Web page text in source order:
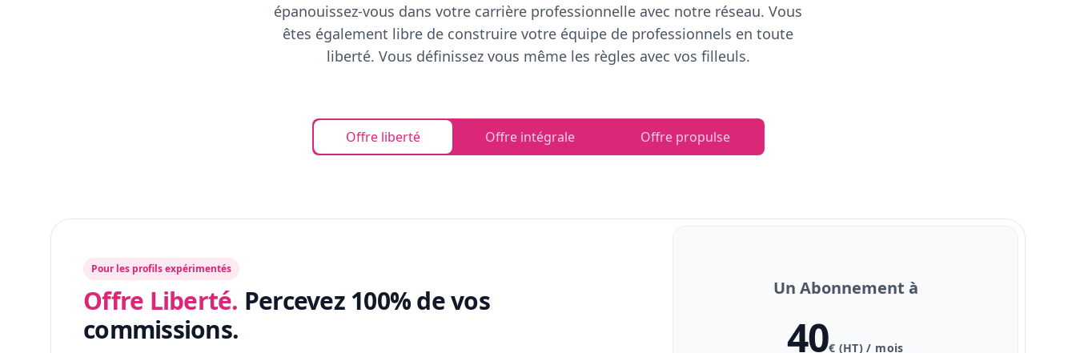
épanouissez-vous dans votre carrière professionnelle avec notre réseau. Vous
êtes également libre de construire votre équipe de professionnels en toute
liberté. Vous définissez vous même les règles avec vos filleuls.
Offre liberté Offre intégrale Offre propulse
Pour les profils expérimentés
Offre Liberté. Percevez 100% de vos
commissions.
Un Abonnement à
40€ (HT) / mois